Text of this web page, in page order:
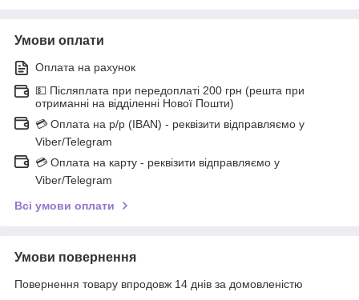
Умови оплати
Оплата на рахунок
💵 Післяплата при передоплаті 200 грн (решта при
отриманні на відділенні Нової Пошти)
💳 Оплата на р/р (IBAN) - реквізити відправляємо у
Viber/Telegram
💳 Оплата на карту - реквізити відправляємо у
Viber/Telegram
Всі умови оплати
Умови повернення
Повернення товару впродовж 14 днів за домовленістю